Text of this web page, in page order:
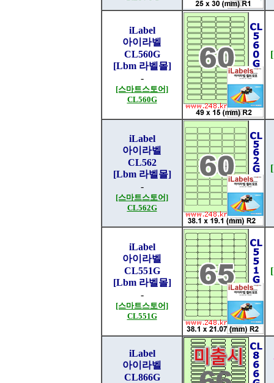
iLabel
아이라벨
CL560G
[Lbm 라벨몰]
-
[스마트스토어]
CL560G
iLabel
아이라벨
CL562
[Lbm 라벨몰]
-
[스마트스토어]
CL562G
iLabel
아이라벨
CL551G
[Lbm 라벨몰]
-
[스마트스토어]
CL551G
iLabel
아이라벨
CL866G